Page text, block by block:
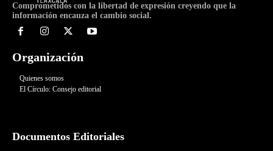
Comprometidos con la libertad de expresión creyendo que la
información encauza el cambio social.
Organización
Quienes somos
El Círculo: Consejo editorial
Documentos Editoriales